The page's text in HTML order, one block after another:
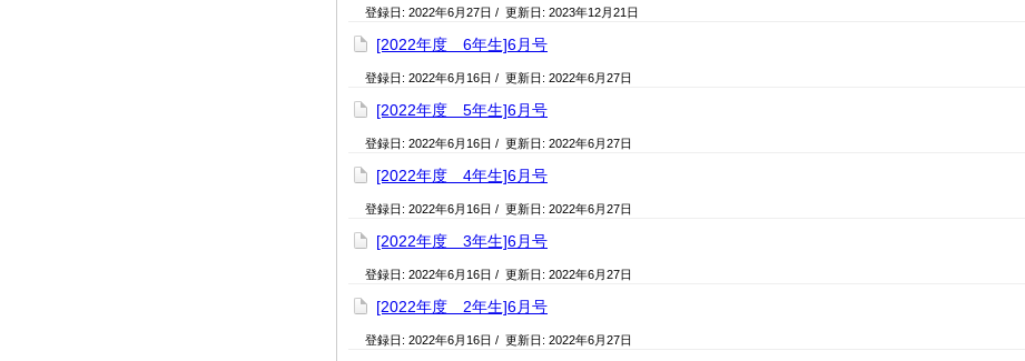
登録日: 2022年6月27日 / 更新日: 2023年12月21日
[2022年度 6年生]6月号
登録日: 2022年6月16日 / 更新日: 2022年6月27日
[2022年度 5年生]6月号
登録日: 2022年6月16日 / 更新日: 2022年6月27日
[2022年度 4年生]6月号
登録日: 2022年6月16日 / 更新日: 2022年6月27日
[2022年度 3年生]6月号
登録日: 2022年6月16日 / 更新日: 2022年6月27日
[2022年度 2年生]6月号
登録日: 2022年6月16日 / 更新日: 2022年6月27日